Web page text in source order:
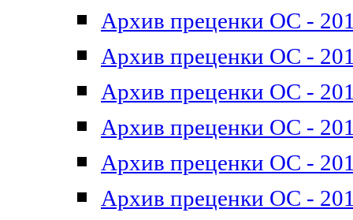
Архив преценки ОС -
Архив преценки ОС -
Архив преценки ОС -
Архив преценки ОС -
Архив преценки ОС -
Архив преценки ОС -